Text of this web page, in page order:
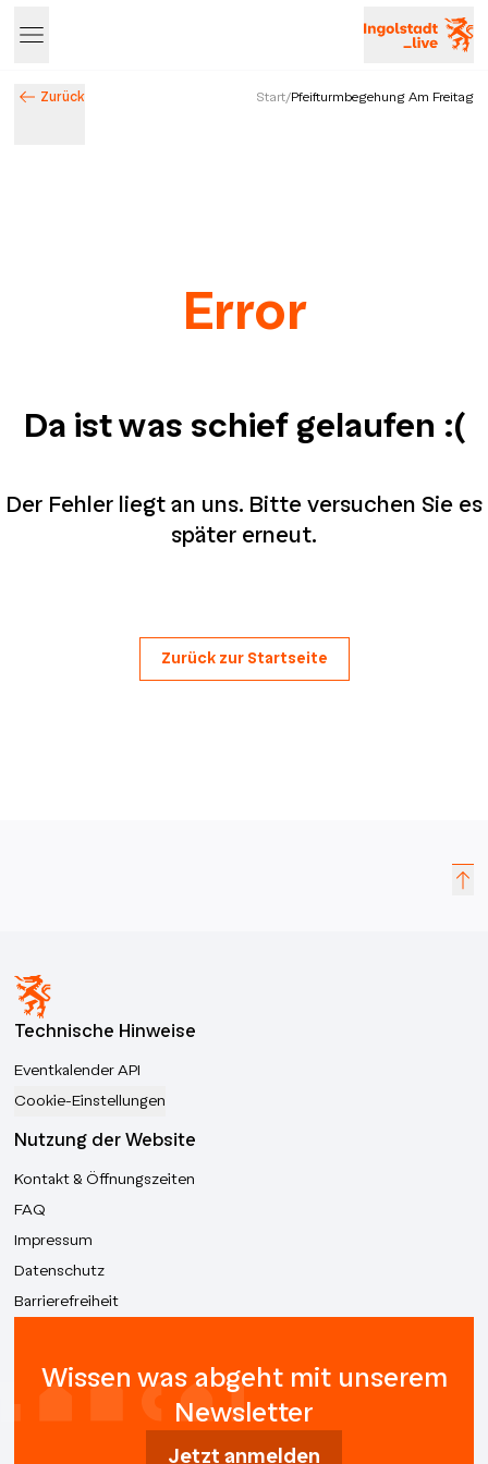
Zurück Start/Pfeifturmbegehung Am Freitag
Error
Da ist was schief gelaufen :(
Der Fehler liegt an uns. Bitte versuchen Sie es
später erneut.
Zurück zur Startseite
Technische Hinweise
Eventkalender API
Cookie-Einstellungen
Nutzung der Website
Kontakt & Öffnungszeiten
FAQ
Impressum
Datenschutz
Barrierefreiheit
Wissen was abgeht mit unserem
Newsletter
Jetzt anmelden